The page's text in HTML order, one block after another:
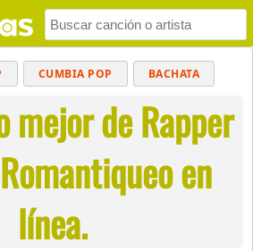
CUMBIA POP BACHATA
CRISTIANA REGGAETON
ALTERNATIVO ELECTRÓNICA
CUMBIAS
mejor de Rapper
en
línea.